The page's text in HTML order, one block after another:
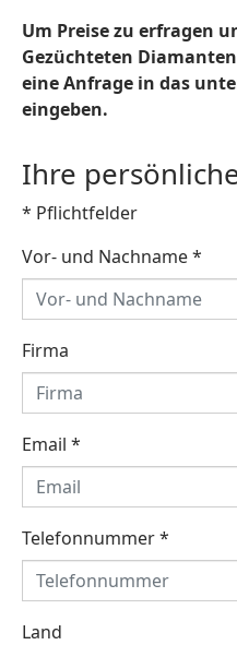
Um Preise zu erfragen
Gezüchteten
eine Anfrage in das
eingeben.
Ihre
* Pflichtfelder
Vor- und Nachname*
Firma
Email *
Telefonnummer*
Land